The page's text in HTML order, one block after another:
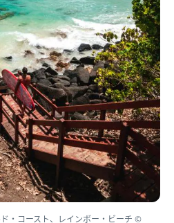
・コースト、レインボー・ビーチ ©